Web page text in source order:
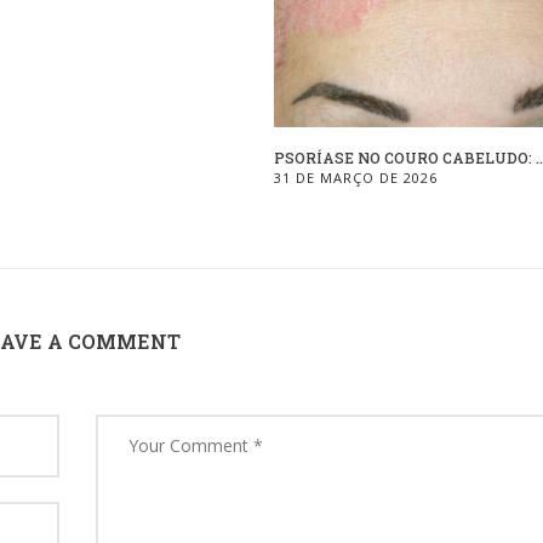
PSORÍASE NO COURO CABELUDO:
31 DE MARÇO DE 2026
A COMMENT